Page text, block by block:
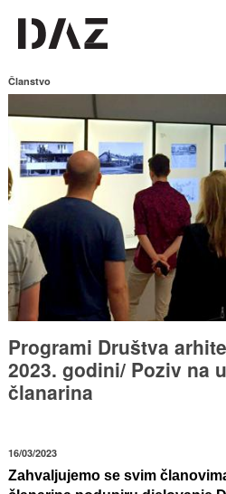
Članstvo
Programi Društva
2023. godini/ Poziv na
članarina
16/03/2023
Zahvaljujemo se svim